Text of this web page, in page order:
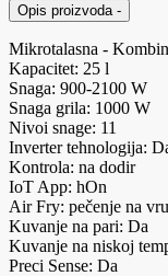
Opis proizvoda -
Mikrotalasna -
Kapacitet: 25 l
Snaga: 900-2100 W
Snaga grila: 1000 W
Nivoi snage: 11
Inverter tehnologija:
Kontrola: na dodir
IoT App: hOn
Air Fry: pečenje na
Kuvanje na pari: Da
Kuvanje na niskoj
Preci Sense: Da